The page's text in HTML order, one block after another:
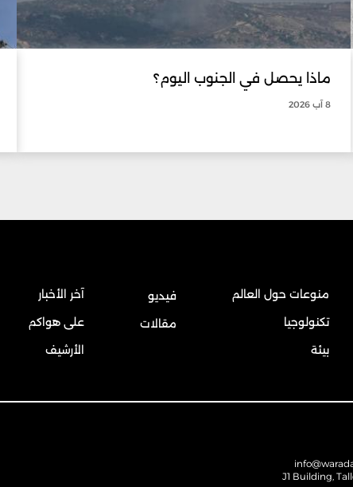
ماذا يحصل في الجنوب اليوم؟
8 آب 2026
منوعات حول العالم
تكنولوجيا
بيئة
فيديو
مقالات
آخر الأخبار
على هواكم
الأرشيف
J1 Building,